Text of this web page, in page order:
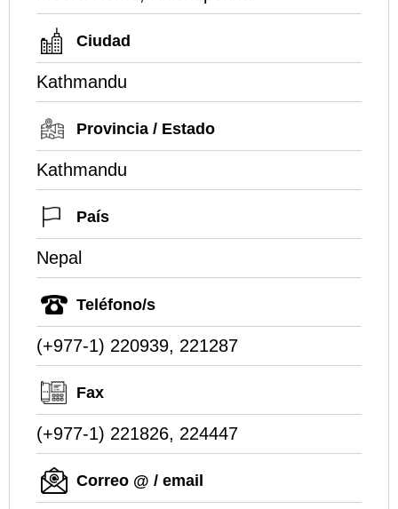
Ciudad
Kathmandu
Provincia / Estado
Kathmandu
País
Nepal
Teléfono/s
(+977-1) 220939, 221287
Fax
(+977-1) 221826, 224447
Correo @ / email